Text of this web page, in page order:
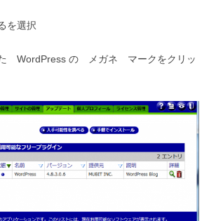
を選択
た WordPress の メガネ マークをクリッ